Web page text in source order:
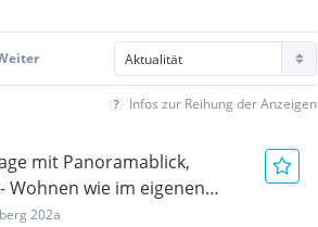
Infos zur Reihung der Anzeigen
mit Panora­ma­blick,
Wohnen wie im eigenen
202a